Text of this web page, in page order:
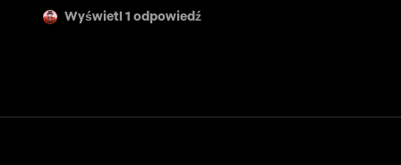
Wyświetl 1 odpowiedź